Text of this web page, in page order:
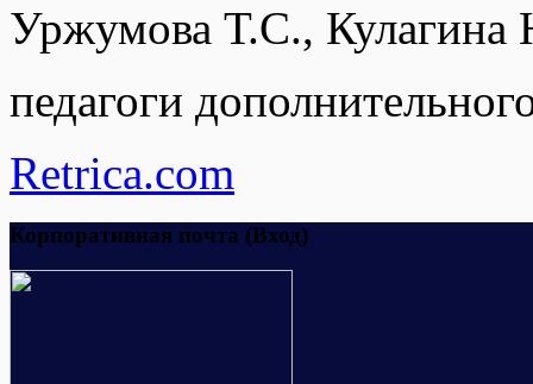
Уржумова Т.С., Кулагина
педагоги
Retrica.com
Корпоративная почта (Вход)